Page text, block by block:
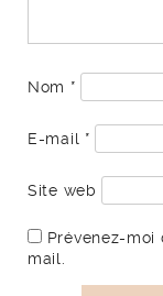
Nom *
E-mail *
Site web
Prévenez-
mail.